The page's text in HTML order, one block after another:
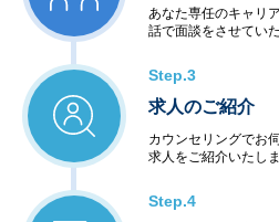
あなた専任のキャリ
話で面談をさせてい
Step.3
求人のご紹介
カウンセリングでお
求人をご紹介いたしま
Step.4